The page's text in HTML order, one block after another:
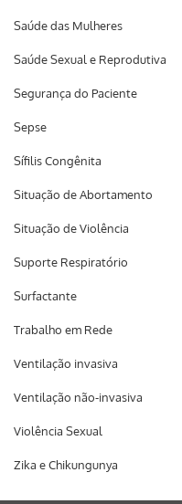
Saúde das Mulheres
Saúde Sexual e Reprodutiva
Segurança do Paciente
Sepse
Sífilis Congênita
Situação de Abortamento
Situação de Violência
Suporte Respiratório
Surfactante
Trabalho em Rede
Ventilação invasiva
Ventilação não-invasiva
Violência Sexual
Zika e Chikungunya